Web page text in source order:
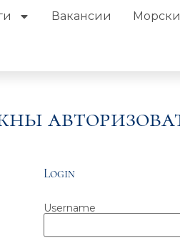
Вакансии
Login
Username